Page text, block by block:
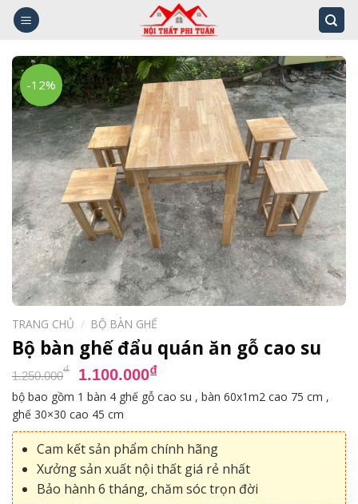
Skip
-12%
TRANG CHỦ / BỘ BÀN GHẾ
Bộ bàn ghế đẩu quán ăn gỗ cao su
1.250.000₫ Giá
gốc
là:
1.250.000₫.
1.100.000₫Giá
hiện
là:
1.100.000₫.
bộ bao gồm 1 bàn 4 ghế gỗ cao su , bàn 60x1m2 cao 75 cm ,
ghế 30×30 cao 45 cm
Cam kết sản phẩm chính hãng
Xưởng sản xuất nội thất giá rẻ nhất
Bảo hành 6 tháng, chăm sóc trọn đời